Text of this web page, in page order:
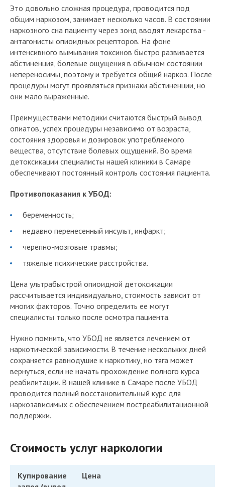
Это довольно сложная процедура, проводится под
общим наркозом, занимает несколько часов. В состоянии
наркозного сна пациенту через зонд вводят лекарства -
антагонисты опиоидных рецепторов. На фоне
интенсивного вымывания токсинов быстро развивается
абстиненция, болевые ощущения в обычном состоянии
непереносимы, поэтому и требуется общий наркоз. После
процедуры могут проявляться признаки абстиненции, но
они мало выраженные.
Преимуществами методики считаются быстрый вывод
опиатов, успех процедуры независимо от возраста,
состояния здоровья и дозировок употребляемого
вещества, отсутствие болевых ощущений. Во время
детоксикации специалисты нашей клиники в Самаре
обеспечивают постоянный контроль состояния пациента.
Противопоказания к УБОД:
беременность;
недавно перенесенный инсульт, инфаркт;
черепно-мозговые травмы;
тяжелые психические расстройства.
Цена ультрабыстрой опиоидной детоксикации
рассчитывается индивидуально, стоимость зависит от
многих факторов. Точно определить ее могут
специалисты только после осмотра пациента.
Нужно помнить, что УБОД не является лечением от
наркотической зависимости. В течение нескольких дней
сохраняется равнодушие к наркотику, но тяга может
вернуться, если не начать прохождение полного курса
реабилитации. В нашей клинике в Самаре после УБОД
проводится полный восстановительный курс для
наркозависимых с обеспечением постреабилитационной
поддержки.
Стоимость услуг наркологии
Купирование
Цена